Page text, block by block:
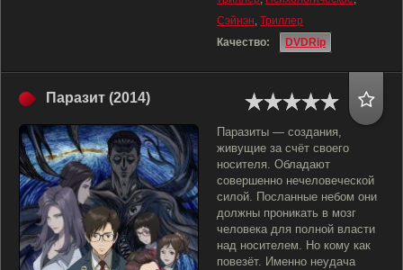
Сэйнэн, Триллер
Качество:
DVDRip
Паразит (2014)
Паразиты — создания,
живущие за счёт своего
носителя. Обладают
совершенно нечеловеческой
силой. Посланные небом они
должны проникать в мозг
человека для полной власти
над носителем. Но кому как
повезёт. Именно неудача